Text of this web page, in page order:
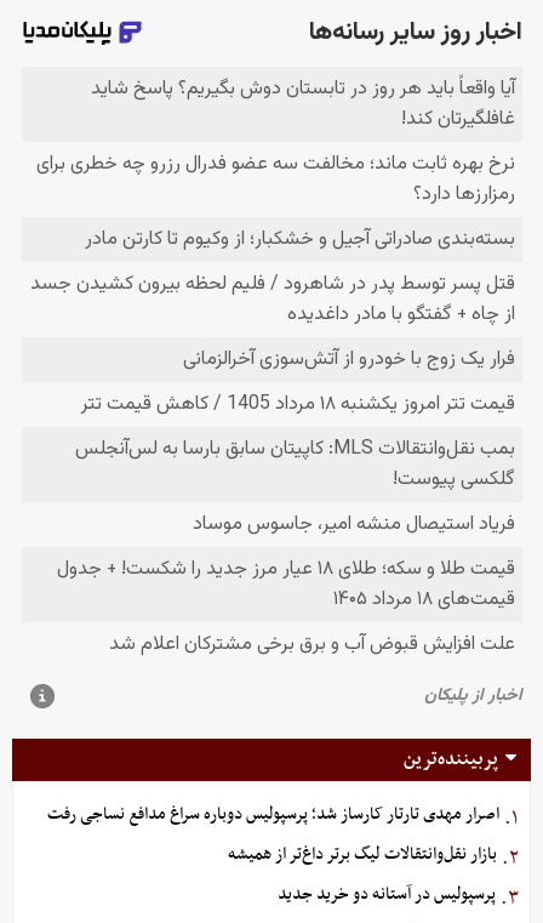
پربیننده‌ترین
۱. اصرار مهدی تارتار کارساز شد؛ پرسپولیس دوباره سراغ مدافع نساجی رفت
۲. بازار نقل‌وانتقالات لیگ برتر داغ‌تر از همیشه
۳. پرسپولیس در آستانه دو خرید جدید